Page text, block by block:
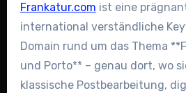
Frankatur.com ist eine
international verständliche
Domain rund um das Thema
und Porto** – genau dort, wo
klassische Postbearbeitung,